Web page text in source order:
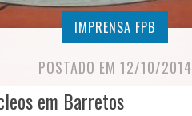
IMPRENSA FPB
POSTADO EM 12/10/2014
em Barretos